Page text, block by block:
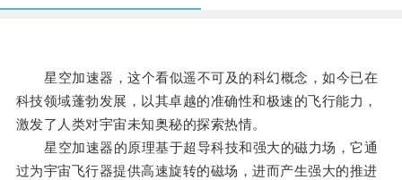
星空加速器，这个看似遥不可及的科幻概念，如今已在
科技领域蓬勃发展，以其卓越的准确性和极速的飞行能力，
激发了人类对宇宙未知奥秘的探索热情。
星空加速器的原理基于超导科技和强大的磁力场，它通
过为宇宙飞行器提供高速旋转的磁场，进而产生强大的推进